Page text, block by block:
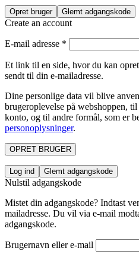
Opret bruger Glemt adgangskode
Create an account
E-mail adresse *
Et link til en side, hvor du kan
sendt til din e-mailadresse.
Dine personlige data vil blive
brugeroplevelse på webshoppen,
konto, og til andre formål, som er
personoplysninger.
OPRET BRUGER
Log ind Glemt adgangskode
Nulstil adgangskode
Mistet din adgangskode? Indtast
mailadresse. Du vil via e-mail
adgangskode.
Brugernavn eller e-mail